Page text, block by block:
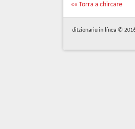
«« Torra a chircare
ditzionariu in línea ©